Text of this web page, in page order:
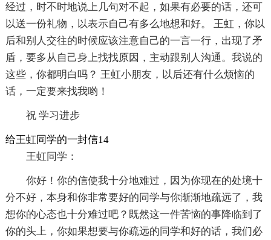
经过，时不时地说上几句对不起，如果有必要的话，还可
以送一份礼物，以表示自己有多么地想和好。 王虹，你以
后和别人交往的时候应该注意自己的一言一行，出现了矛
盾，要多从自己身上找找原因，主动跟别人沟通。我说的
这些，你都明白吗？ 王虹小朋友，以后还有什么烦恼的
话，一定要来找我哟！
祝 学习进步
给王虹同学的一封信14
王虹同学：
你好！你的信使我十分地难过，因为你现在的处境十
分不好，本身和你非常要好的同学与你渐渐地疏远了，我
想你的心态也十分难过吧？既然这一件苦恼的事降临到了
你的头上，你如果想要与你疏远的同学和好的话，我们必